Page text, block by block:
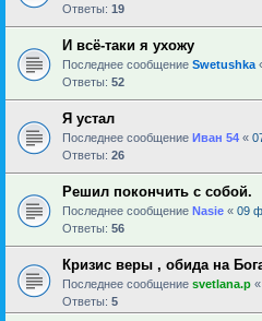
Ответы: 19
И всё-таки я ухожу
Последнее сообщение Swetushka
Ответы: 52
Я устал
Последнее сообщение Иван 54 «
Ответы: 26
Решил покончить с собой.
Последнее сообщение Nasie « 09
Ответы: 56
Кризис веры , обида на
Последнее сообщение svetlana.p «
Ответы: 5